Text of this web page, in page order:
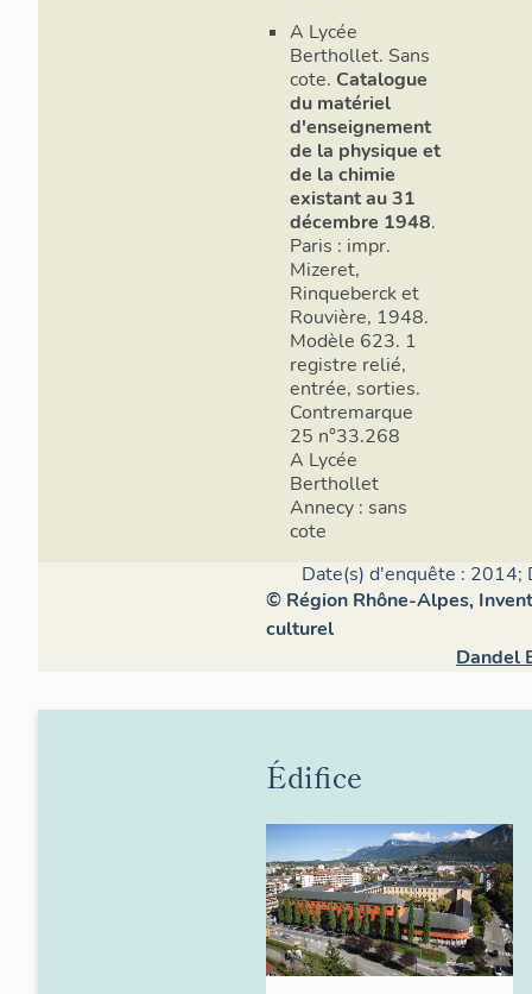
A Lycée
Berthollet. Sans
cote. Catalogue
du matériel
d'enseignement
de la physique et
de la chimie
existant au 31
décembre 1948.
Paris : impr.
Mizeret,
Rinqueberck et
Rouvière, 1948.
Modèle 623. 1
registre relié,
entrée, sorties.
Contremarque
25 n°33.268
A Lycée
Berthollet
Annecy : sans
cote
Date(s) d'enquête : 2014;
© Région Rhône-Alpes,
culturel
Dandel
Édifice